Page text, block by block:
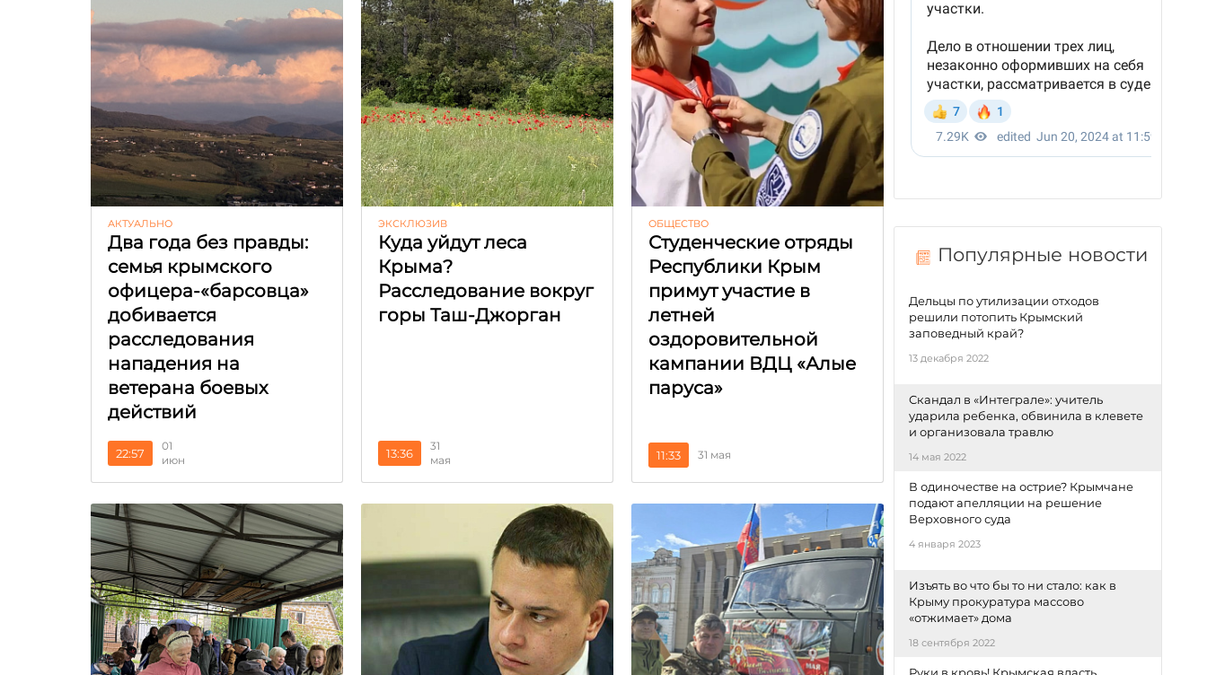
АКТУАЛЬНО
Два года без правды:
семья крымского
офицера-«барсовца»
добивается
расследования
нападения на
ветерана боевых
действий
22:57
01
июн
ЭКСКЛЮЗИВ
Куда уйдут леса
Крыма?
Расследование вокруг
горы Таш-Джорган
13:36
31
мая
ОБЩЕСТВО
Студенческие отряды
Республики Крым
примут участие в
летней
оздоровительной
кампании ВДЦ «Алые
паруса»
11:33 31 мая
Популярные новости
Дельцы по утилизации отходов
решили потопить Крымский
заповедный край?
13 декабря 2022
Скандал в «Интеграле»: учитель
ударила ребенка, обвинила в клевете
и организовала травлю
14 мая 2022
В одиночестве на острие? Крымчане
подают апелляции на решение
Верховного суда
4 января 2023
Изъять во что бы то ни стало: как в
Крыму прокуратура массово
«отжимает» дома
18 сентября 2022